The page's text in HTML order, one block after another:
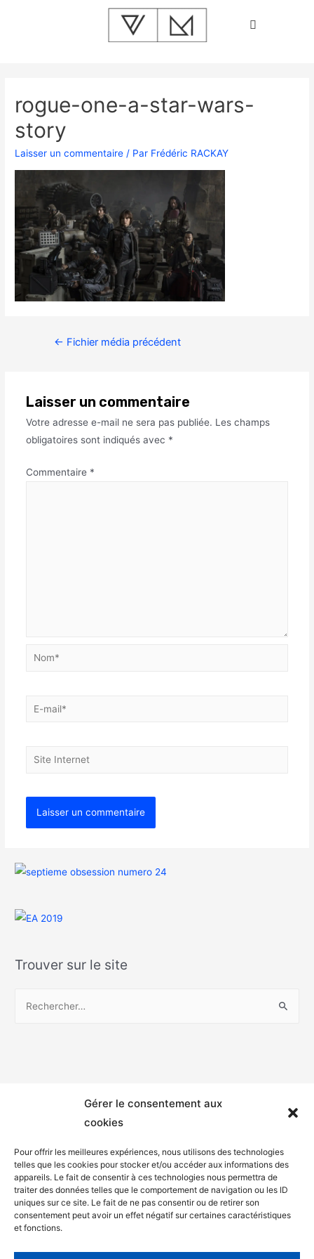
Gérer le consentement aux
cookies
Pour offrir les meilleures expériences, nous utilisons des technologies
telles que les cookies pour stocker et/ou accéder aux informations des
appareils. Le fait de consentir à ces technologies nous permettra de
traiter des données telles que le comportement de navigation ou les ID
uniques sur ce site. Le fait de ne pas consentir ou de retirer son
consentement peut avoir un effet négatif sur certaines caractéristiques
et fonctions.
rogue-one-a-star-wars-
story
Laisser un commentaire / Par Frédéric RACKAY
← Fichier média précédent
Laisser un commentaire
Votre adresse e-mail ne sera pas publiée. Les champs
obligatoires sont indiqués avec *
Commentaire *
Trouver sur le site
Mentions légales
Politique de confidentialité